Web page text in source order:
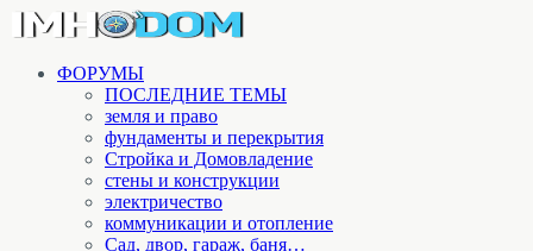
ФОРУМЫ
ПОСЛЕДНИЕ ТЕМЫ
земля и право
фундаменты и перекрытия
Стройка и Домовладение
стены и конструкции
электричество
коммуникации и отопление
Cад, двор, гараж, баня…